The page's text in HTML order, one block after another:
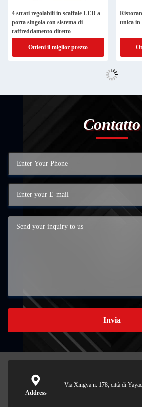
4 strati regolabili in scaffale LED a
porta singola con sistema di
raffreddamento diretto
Ottieni il miglior prezzo
unica in
Contatto
Invia
Address
Via Xingya n. 178, città di